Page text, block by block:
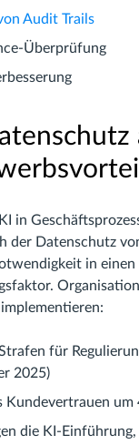
Audit Trails
Überprüfung
in
der Datenschutz
in einen
für
2025)
Kundevertrauen um
die KI-